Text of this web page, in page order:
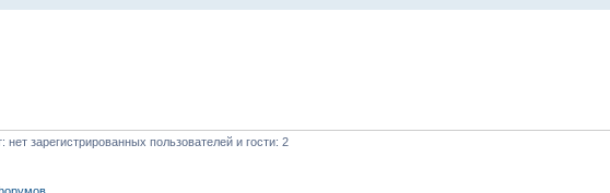
зарегистрированных пользователей и гости: 2